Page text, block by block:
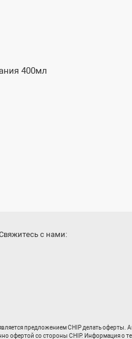
с нами:
предложением CHIP делать
офертой со стороны CHIP. Информация о